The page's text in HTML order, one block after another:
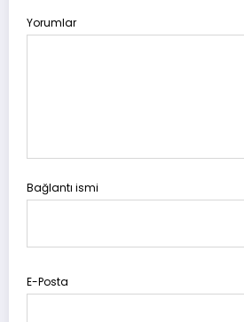
Yorumlar
Bağlantı ismi
E-Posta